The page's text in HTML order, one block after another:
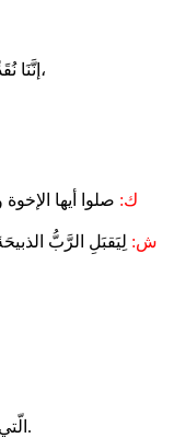
إنَّنَا نُقَدِّمُهَا لَكَ مِنْ ثَمَرِ الكَرْمَةِ ومِنْ صُنعِ يَدِ الإنْسَان،
ك: صلوا أيها
ش: لِيَقبَلِ الرَّبُّ
الّتي بِها نَحتَفِلُ بِبَدءِ الزَّمَنِ المُقَدَّس. بِالمَسيحِ رَبِّنا.